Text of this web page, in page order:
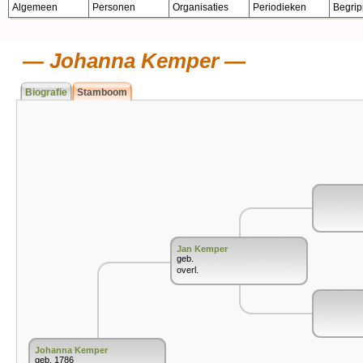
Algemeen Personen Organisaties Periodieken
Johanna Kemper
Biografie Stamboom
Johanna Kemper
geb. 1786
Jan Kemper
geb.
overl.